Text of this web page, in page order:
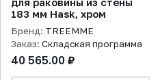
для раковины из стены
183 мм Hask, хром
Бренд: TREEMME
Заказ: Складская программа
40 565.00 ₽